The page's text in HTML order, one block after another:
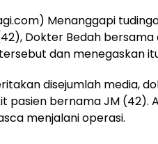
Menanggapi
Dokter Bedah
dan menegaskan
disejumlah media,
pasien bernama JM (42).
menjalani operasi.